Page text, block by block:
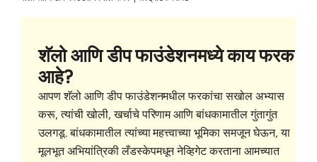
शॅलो आणि डीप फाउंडेशनमध्ये काय फरक
आहे?
आपण शॅलो आणि डीप फाउंडेशनमधील फरकांचा सखोल अभ्यास
करू, त्यांची खोली, खर्चाचे परिणाम आणि बांधकामातील गुंतागुंत
उलगडू. बांधकामातील त्यांच्या महत्त्वाच्या भूमिका समजून घेऊन, या
मूलभूत अभियांत्रिकी लँडस्केपमधून नेव्हिगेट करताना आमच्यात